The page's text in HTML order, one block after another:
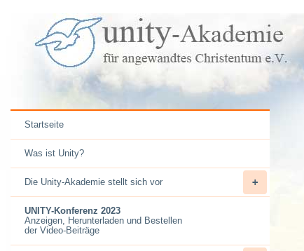
Startseite
Was ist Unity?
Die Unity-Akademie stellt sich vor
UNITY-Konferenz 2023
Anzeigen, Herunterladen und Bestellen
der Video-Beiträge